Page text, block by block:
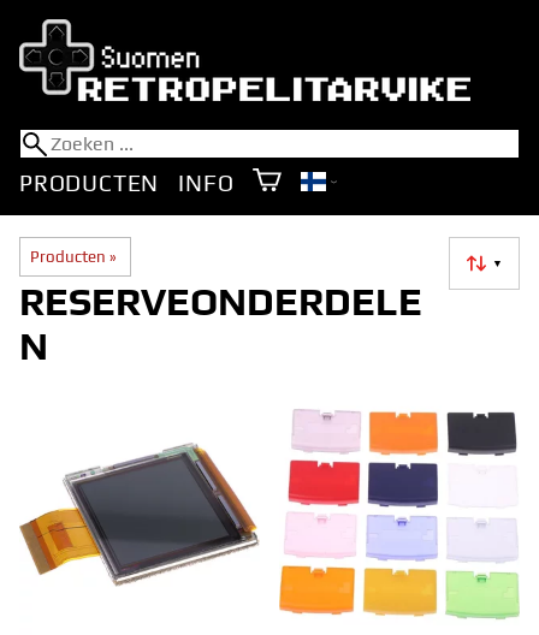
PRODUCTEN INFO
Producten ‪» ▼
RESERVEONDERDELE
N